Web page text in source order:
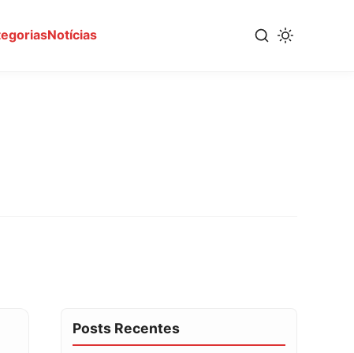
Notícias
Posts Recentes